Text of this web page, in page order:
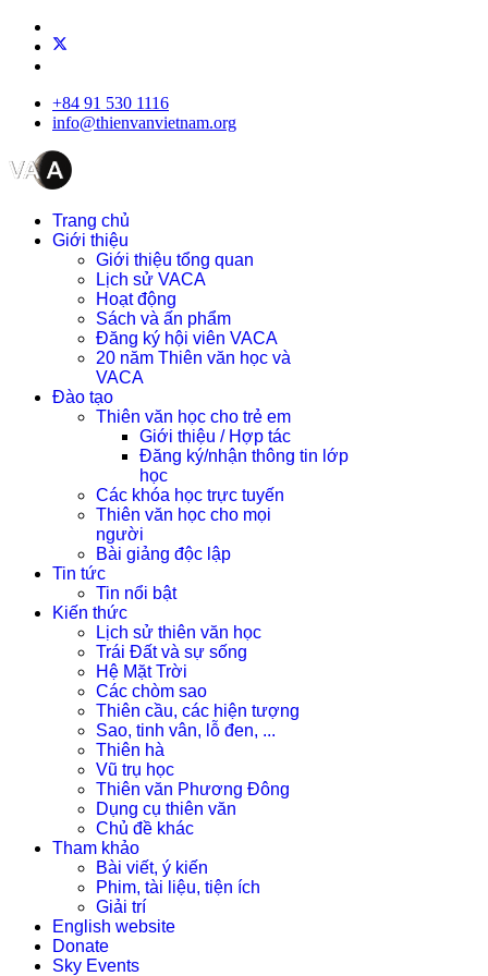
+84 91 530 1116
info@thienvanvietnam.org
Trang chủ
Giới thiệu
Giới thiệu tổng quan
Lịch sử VACA
Hoạt động
Sách và ấn phẩm
Đăng ký hội viên VACA
20 năm Thiên văn học và
VACA
Đào tạo
Thiên văn học cho trẻ em
Giới thiệu / Hợp tác
Đăng ký/nhận thông tin lớp
học
Các khóa học trực tuyến
Thiên văn học cho mọi
người
Bài giảng độc lập
Tin tức
Tin nổi bật
Kiến thức
Lịch sử thiên văn học
Trái Đất và sự sống
Hệ Mặt Trời
Các chòm sao
Thiên cầu, các hiện tượng
Sao, tinh vân, lỗ đen, ...
Thiên hà
Vũ trụ học
Thiên văn Phương Đông
Dụng cụ thiên văn
Chủ đề khác
Tham khảo
Bài viết, ý kiến
Phim, tài liệu, tiện ích
Giải trí
English website
Donate
Sky Events